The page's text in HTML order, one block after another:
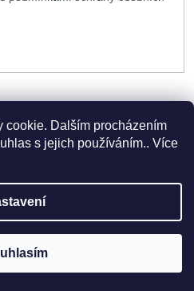
cookie. Dalším procházením
s jejich používáním.. Více
cookies